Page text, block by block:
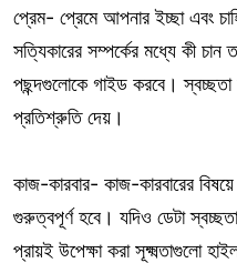
প্রেম- প্রেমে আপনার ইচ্ছা এবং
সত্যিকারের সম্পর্কের মধ্যে কী চান
পছন্দগুলোকে গাইড করবে।
প্রতিশ্রুতি দেয়।
কাজ-কারবার- কাজ-কারবারের
গুরুত্বপূর্ণ হবে। যদিও ডেটা
প্রায়ই উপেক্ষা করা সূক্ষ্মতাগুলো